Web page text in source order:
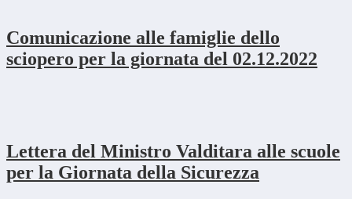
Comunicazione alle famiglie dello
sciopero per la giornata del 02.12.2022
Lettera del Ministro Valditara alle scuole
per la Giornata della Sicurezza